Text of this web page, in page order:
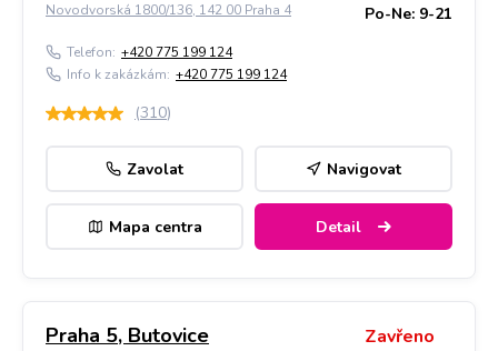
Novodvorská 1800/136, 142 00 Praha 4 Po-Ne: 9-21
Telefon: +420 775 199 124
Info k zakázkám: +420 775 199 124
(310)
Zavolat Navigovat
Mapa centra Detail
Praha 5, Butovice Zavřeno